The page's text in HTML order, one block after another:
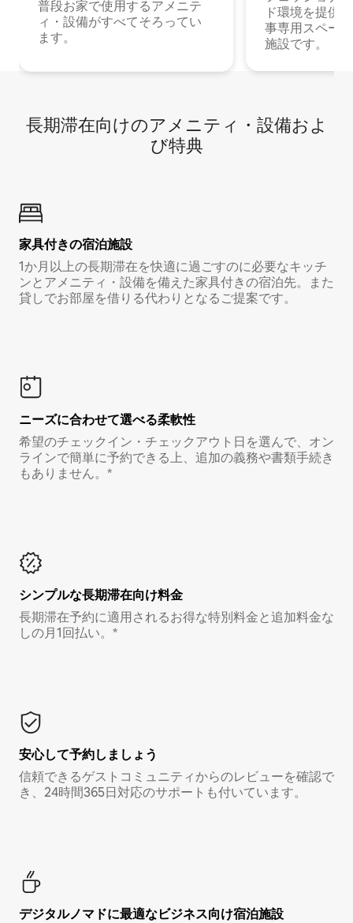
普段お家で使用するアメニテ
ィ・設備がすべてそろってい
ます。
ド環境を提供
事専用スペー
施設です。
長期滞在向け⁠のア⁠メ⁠ニ⁠テ⁠ィ⁠・設⁠備⁠およ
び特⁠典
家具付き⁠の宿⁠泊⁠施⁠設
1か月以上の長期滞在を快適に過ごすのに必要なキッチ
ンとアメニティ・設備を備えた家具付きの宿泊先。また
貸しでお部屋を借りる代わりとなるご提案です。
ニーズに合わせて選べる柔軟性
希望のチェックイン・チェックアウト日を選んで、オン
ラインで簡単に予約できる上、追加の義務や書類手続き
もありません。*
シンプルな長期滞在向け料金
長期滞在予約に適用されるお得な特別料金と追加料金な
しの月1回払い。*
安心して予約しましょう
信頼できるゲストコミュニティからのレビューを確認で
き、24時間365日対応のサポートも付いています。
デジタルノマド⁠に最⁠適⁠なビ⁠ジ⁠ネ⁠ス⁠向⁠け宿⁠泊⁠施⁠設